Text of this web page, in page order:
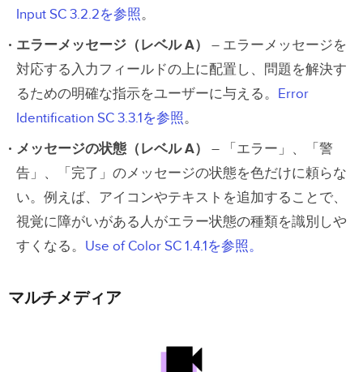
Input SC 3.2.2を参照。
エラーメッセージ（レベル A）
– エラーメッセージを
対応する入力フィールドの上に配置し、問題を解決す
るための明確な指示をユーザーに与える。 Error
Identification SC 3.3.1を参照。
メッセージの状態（レベル A）
– 「エラー」、「警
告」、「完了」のメッセージの状態を色だけに頼らな
い。例えば、アイコンやテキストを追加することで、
視覚に障がいがある人がエラー状態の種類を識別しや
すくなる。 Use of Color SC 1.4.1を参照。
マルチメディア